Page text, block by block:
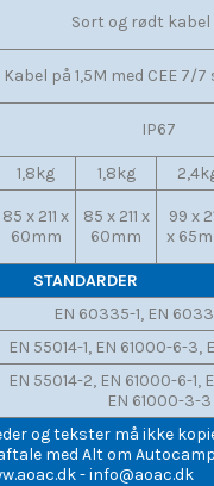
Sort og rødt kabel
Kabel på 1,5M med CEE 7/
IP67
1,8kg 1,8kg
85 x 211 x
60mm
85 x 211 x
60mm
99 x
x
STANDARDER
EN 60335-1, EN
EN 55014-1, EN 61000-6-3,
EN 55014-2, EN 61000-6-1,
EN 61000-3-3
og tekster må ikke
med Alt om
- info@aoac.dk